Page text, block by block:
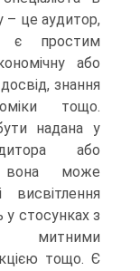
– це аудитор,
є простим
або
знання
тощо.
надана у
або
вона може
стосунках з
митними
тощо. Є